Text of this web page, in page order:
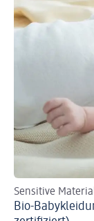
Sensitive
Bio-